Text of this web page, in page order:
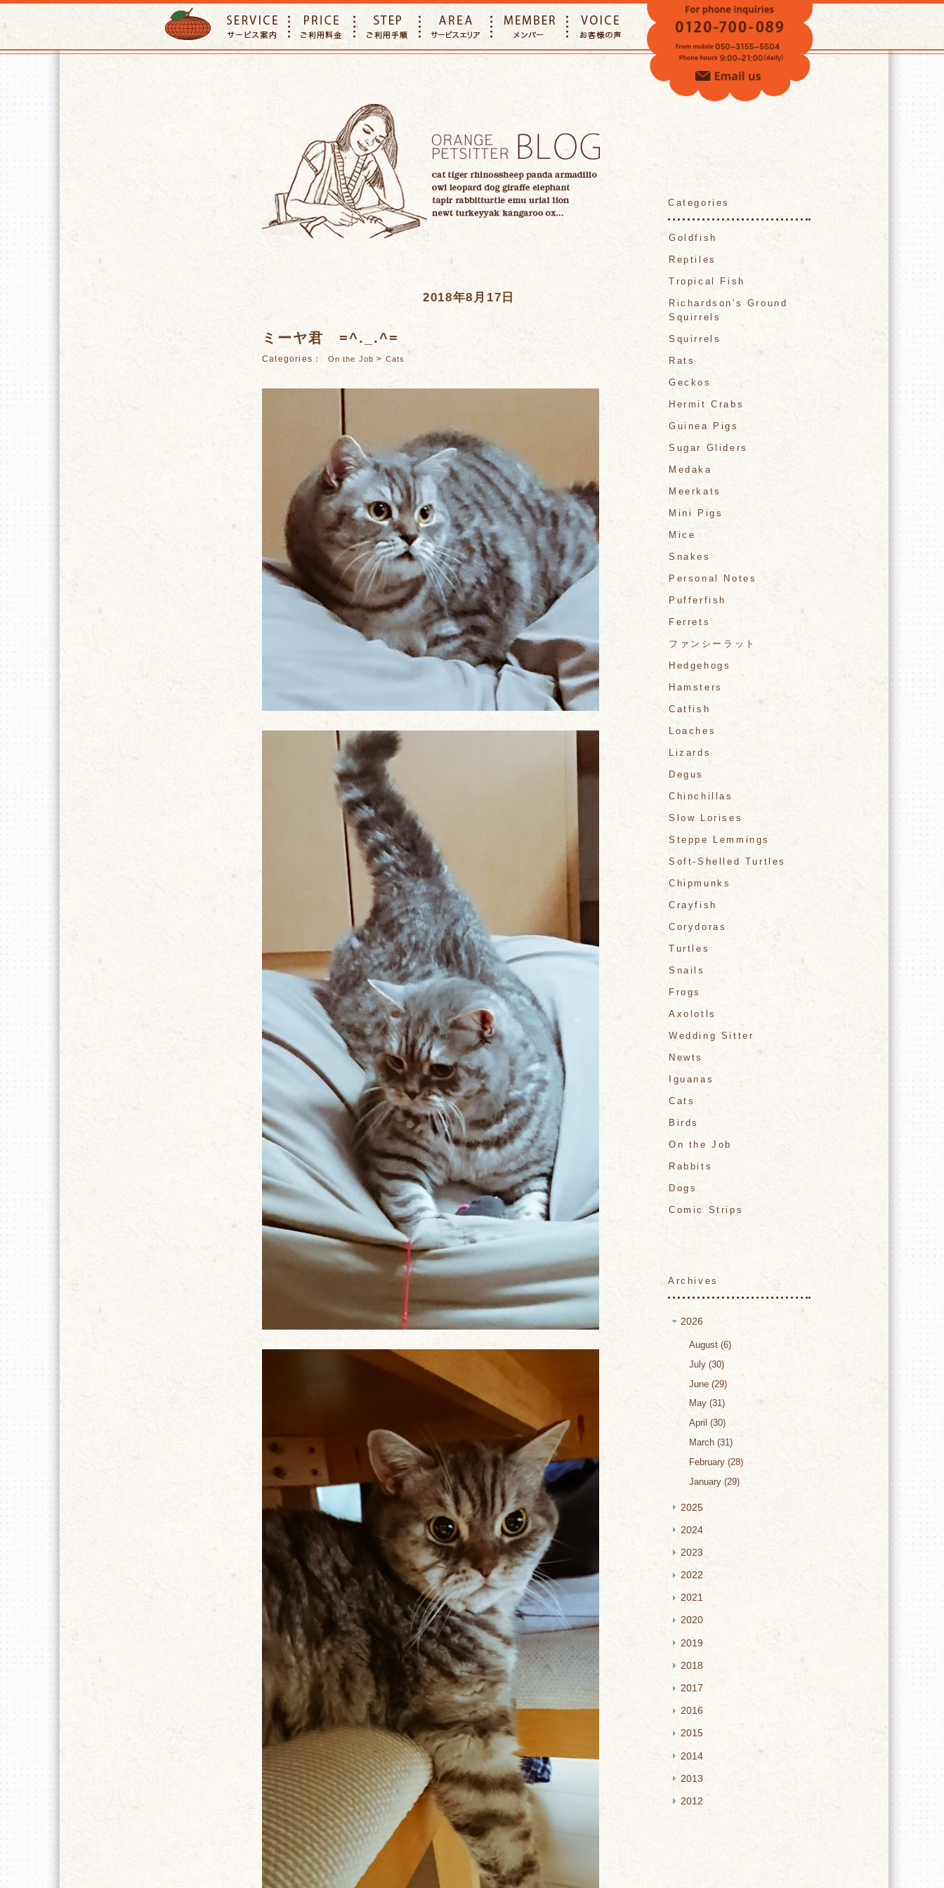
VOICE
2018年8月17日
ミーヤ君 =^._.^=
Categories： On the Job > Cats
Categories
Goldfish
Reptiles
Tropical Fish
Richardson's Ground
Squirrels
Squirrels
Rats
Geckos
Hermit Crabs
Guinea Pigs
Sugar Gliders
Medaka
Meerkats
Mini Pigs
Mice
Snakes
Personal Notes
Pufferfish
Ferrets
ファンシーラット
Hedgehogs
Hamsters
Catfish
Loaches
Lizards
Degus
Chinchillas
Slow Lorises
Steppe Lemmings
Soft-Shelled Turtles
Chipmunks
Crayfish
Corydoras
Turtles
Snails
Frogs
Axolotls
Wedding Sitter
Newts
Iguanas
Cats
Birds
On the Job
Rabbits
Dogs
Comic Strips
Archives
2026
August 6
July 30
June 29
May 31
April
30
March 31
February 28
January 29
2025
2024
2023
2022
2021
2020
2019
2018
2017
2016
2015
2014
2013
2012